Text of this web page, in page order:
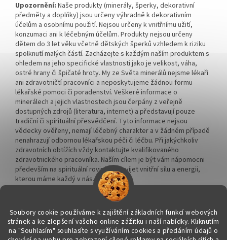
Soubory cookie používáme k zajištění základních funkcí webových
stránek a ke zlepšení vašeho online zážitku i naší nabídky. Kliknutím
na "Souhlasím" souhlasíte s využíváním cookies a předáním údajů o
Upozornění: Naše produkty (minerály, šperky, dekorativní
předměty a doplňky) jsou určeny výhradně k dekorativním
účelům a osobnímu použití. Nejsou určeny k vnitřnímu užití,
konzumaci ani k léčebným účelům. Produkty nejsou určeny
dětem do 3 let věku včetně dětských šperků vzhledem k riziku
spolknutí malých částí. Zacházejte s každým naším produktem s
ohledem na jeho specifické vlastnosti jako je velikost, váha,
ostré hrany či špičaté hroty. My ze Světa minerálů nejsme lékaři
ani zdravotničtí pracovníci a neposkytujeme žádnou formu
lékařské pomoci či poradenství. Veškeré informace o
minerálech a jejich vlastnostech jsou čerpány z veřejně
dostupných zdrojů (literatura, internet) a představují pouze
tradiční či spirituální přesvědčení. Tyto informace nejsou
vědecky ověřeny, nemají léčebný charakter a v žádném případě
nenahrazují odbornou lékařskou péči či léčbu. Při jakýchkoliv
zdravotních obtížích vždy kontaktujte kvalifikovaného
zdravotnického pracovníka. Naším cílem je být vám nápomocni
především na spirituální rovině a rozvíjet vnitřní sílu a energii,
kterou máme každý v nás.